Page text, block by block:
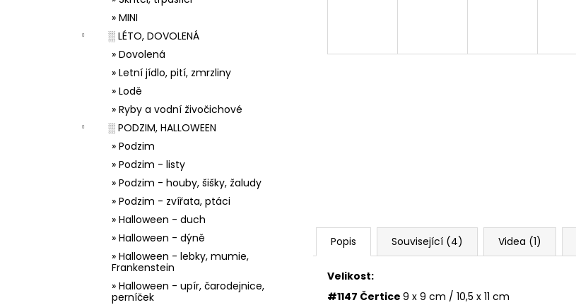
» MINI
░ LÉTO, DOVOLENÁ
» Dovolená
» Letní jídlo, pití, zmrzliny
» Lodě
» Ryby a vodní živočichové
░ PODZIM, HALLOWEEN
» Podzim
» Podzim - listy
» Podzim - houby, šišky, žaludy
» Podzim - zvířata, ptáci
» Halloween - duch
» Halloween - dýně
» Halloween - lebky, mumie,
Frankenstein
» Halloween - upír, čarodejnice,
perníček
Popis Související (4) Videa (1)
Velikost:
#1147 Čertice 9 x 9 cm / 10,5 x 11 cm
33001 ZDOBÍCÍ SÁČEK